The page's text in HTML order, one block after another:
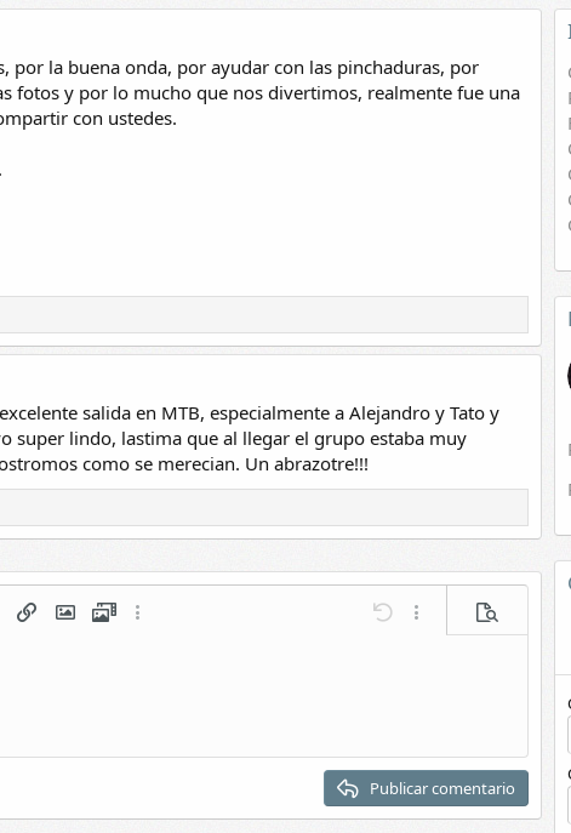
por la buena onda, por ayudar con las pinchaduras, por
fotos y por lo mucho que nos divertimos, realmente fue una
con ustedes.
salida en MTB, especialmente a Alejandro y Tato y
super lindo, lastima que al llegar el grupo estaba muy
como se merecian. Un abrazotre!!!
Insertar enlace
Insertar imagen
VídeosMás opciones... DeshacerMás opciones...Vista previa
Publicar comentario